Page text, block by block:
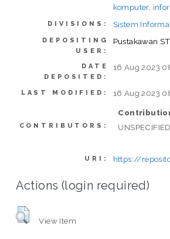
komputer,
DIVISIONS: Sistem
DEPOSITING
USER:
Pustakawan
DATE
DEPOSITED:
16 Aug 2023
LAST MODIFIED: 16 Aug 2023
CONTRIBUTORS:
UNSPECIFIED
URI: https://
Actions (login required)
View Item